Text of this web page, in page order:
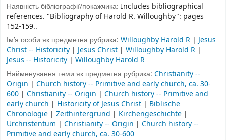
Наявність бібліографії/покажчика: Includes bibliographical
references. "Bibliography of Harold R. Willoughby": pages
152-159..
Ім’я особи як предметна рубрика: Willoughby Harold R | Jesus
Christ -- Historicity | Jesus Christ | Willoughby Harold R |
Jesus -- Historicity | Willoughby Harold R
Найменування теми як предметна рубрика: Christianity --
Origin | Church history -- Primitive and early church, ca. 30-
600 | Christianity -- Origin | Church history -- Primitive and
early church | Historicity of Jesus Christ | Biblische
Chronologie | Zeithintergrund | Kirchengeschichte |
Urchristentum | Christianity -- Origin | Church history --
Primitive and early church, ca. 30-600